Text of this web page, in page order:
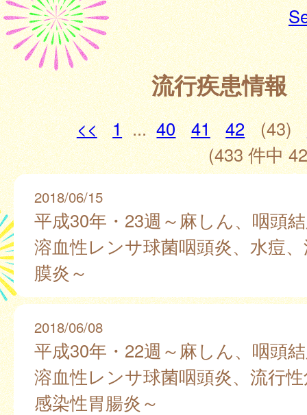
流行疾患情報
<< 1 ... 40 41 42 (43)
(433 件中
2018/06/15
平成30年・23週～麻しん、咽頭
溶血性レンサ球菌咽頭炎、水痘
膜炎～
2018/06/08
平成30年・22週～麻しん、咽頭
溶血性レンサ球菌咽頭炎、流行
感染性胃腸炎～